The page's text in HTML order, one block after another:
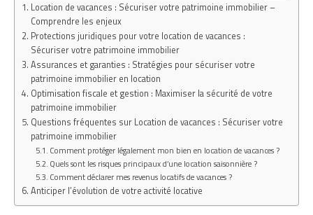
Location de vacances : Sécuriser votre patrimoine immobilier –
Comprendre les enjeux
Protections juridiques pour votre location de vacances :
Sécuriser votre patrimoine immobilier
Assurances et garanties : Stratégies pour sécuriser votre
patrimoine immobilier en location
Optimisation fiscale et gestion : Maximiser la sécurité de votre
patrimoine immobilier
Questions fréquentes sur Location de vacances : Sécuriser votre
patrimoine immobilier
Comment protéger légalement mon bien en location de vacances ?
Quels sont les risques principaux d’une location saisonnière ?
Comment déclarer mes revenus locatifs de vacances ?
Anticiper l’évolution de votre activité locative